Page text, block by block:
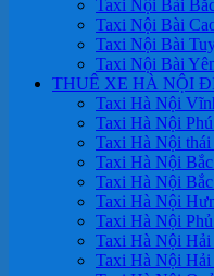
Taxi Nội Bài
Taxi Nội Bài
Taxi Nội Bài
Taxi Nội Bài
THUÊ XE HÀ NỘI
Taxi Hà Nội
Taxi Hà Nội
Taxi Hà Nội thái
Taxi Hà Nội
Taxi Hà Nội
Taxi Hà Nội
Taxi Hà Nội
Taxi Hà Nội
Taxi Hà Nội Hải